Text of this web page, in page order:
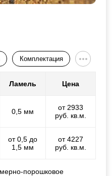
Комплектация
Ламель Цена
0,5 мм
от 2933
руб. кв.м.
от 0,5 до
1,5 мм
от 4227
руб. кв.м.
порошковое